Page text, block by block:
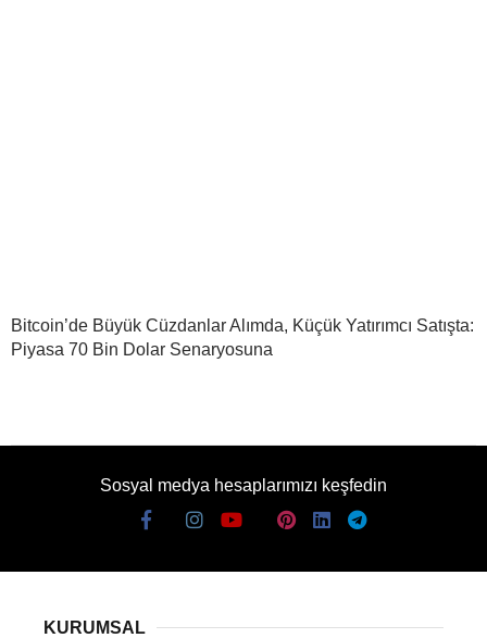
Bitcoin’de Büyük Cüzdanlar Alımda, Küçük Yatırımcı Satışta:
Piyasa 70 Bin Dolar Senaryosuna
Sosyal medya hesaplarımızı keşfedin
KURUMSAL